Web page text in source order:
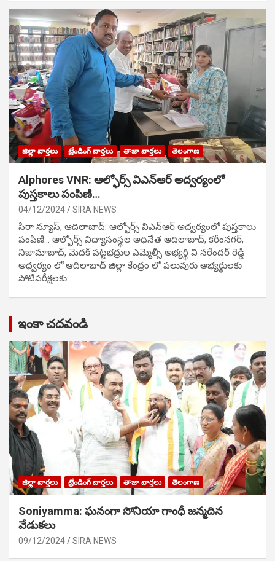
జిల్లా వార్తలు ట్రేండింగ్ వార్తలు తాజా వార్తలు తెలంగాణ
Alphores VNR: ఆల్ఫోర్స్ విఎన్ఆర్ అద్వర్యంలో
పుస్తకాలు పంపిణి…
04/12/2024 SIRA NEWS
సిరా న్యూస్, ఆదిలాబాద్: ఆల్ఫోర్స్ విఎన్ఆర్ అద్వర్యంలో పుస్తకాలు
పంపిణి… ఆల్ఫోర్స్ విద్యాసంస్థల అధినేత ఆదిలాబాద్, కరీంనగర్,
నిజామాబాద్, మెదక్ పట్టభద్రుల ఎమ్మెల్సీ అభ్యర్థి వి నరేందర్ రెడ్డి
అధ్వర్యం లో ఆదిలాబాద్ జిల్లా కేంద్రం లో పలువురు అభ్యర్థులకు
పోటిప‌రీక్ష‌ల‌కు…
ఇంకా చదవండి
జిల్లా వార్తలు ట్రేండింగ్ వార్తలు తాజా వార్తలు తెలంగాణ
Soniyamma: ఘ‌నంగా సోనియా గాంధీ జ‌న్మ‌దిన
వేడుక‌లు
09/12/2024 SIRA NEWS